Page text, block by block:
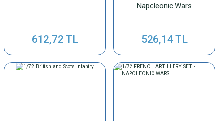
612,72 TL
Napoleonic Wars
526,14 TL